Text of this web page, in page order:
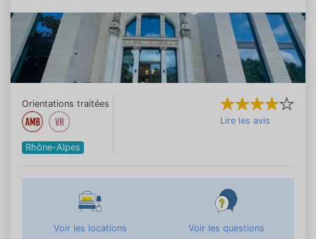
Orientations traitées
Rhône-Alpes
Lire les avis
Voir les locations Voir les questions